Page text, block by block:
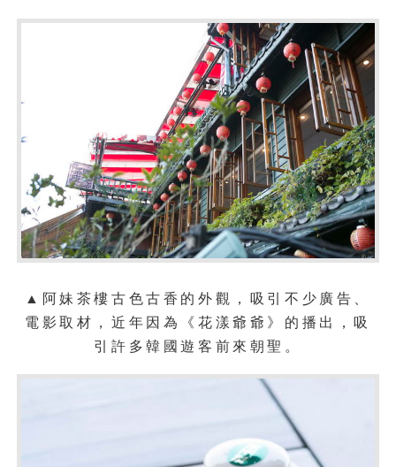
▲ 阿妹茶樓古色古香的外觀，吸引不少廣告、
電影取材，近年因為《花漾爺爺》的播出，吸
引許多韓國遊客前來朝聖。